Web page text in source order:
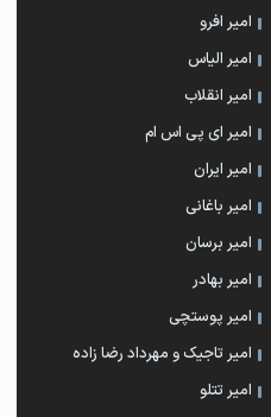
امیر افرو
امیر الیاس
امیر انقلاب
امیر ای پی اس ام
امیر ایران
امیر باغانی
امیر برسان
امیر بهادر
امیر پوستچی
امیر تاجیک و مهرداد رضا زاده
امیر تتلو